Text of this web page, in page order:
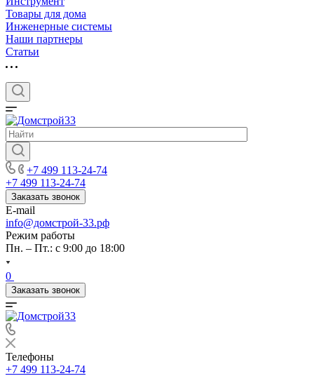
Товары для дома
Инженерные системы
Наши партнеры
Статьи
+7 499 113-24-74
+7 499 113-24-74
Заказать звонок
E-mail
info@домстрой-33.рф
Режим работы
Пн. – Пт.: с 9:00 до 18:00
0
Заказать звонок
Телефоны
+7 499 113-24-74